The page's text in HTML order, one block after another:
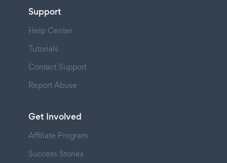
Support
Help Center
Tutorials
Contact Support
Report Abuse
Get Involved
Affiliate Program
Success Stories